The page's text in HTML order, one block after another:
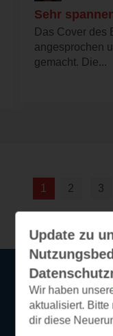
Sehr
Das Cover des
angesprochen
gemacht. Die...
1 2 3
Update zu
Wir haben
aktualisiert. Bitte
dir diese